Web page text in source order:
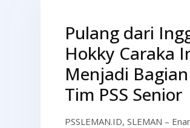
Pulang dari
Hokky Caraka
Menjadi
Tim PSS Senior
PSSLEMAN.ID, SLEMAN –